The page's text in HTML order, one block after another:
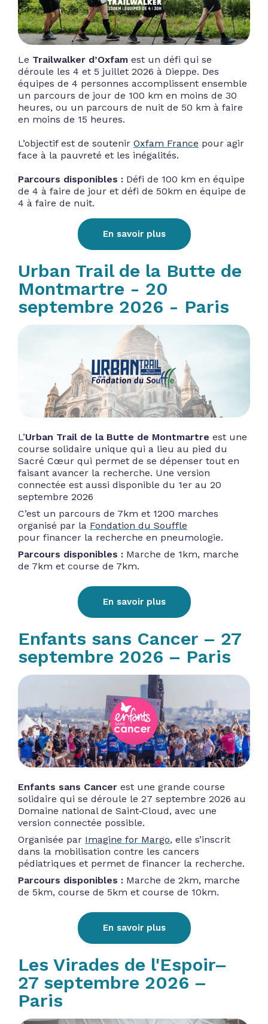
Le Trailwalker d’Oxfam est un défi qui se
déroule les 4 et 5 juillet 2026 à Dieppe. Des
équipes de 4 personnes accomplissent ensemble
un parcours de jour de 100 km en moins de 30
heures, ou un parcours de nuit de 50 km à faire
en moins de 15 heures.
L’objectif est de soutenir Oxfam France pour agir
face à la pauvreté et les inégalités.
Parcours disponibles : Défi de 100 km en équipe
de 4 à faire de jour et défi de 50km en équipe de
4 à faire de nuit.
En savoir plus
Urban Trail de la Butte de
Montmartre - 20
septembre 2026 - Paris
L’Urban Trail de la Butte de Montmartre est une
course solidaire unique qui a lieu au pied du
Sacré Cœur qui permet de se dépenser tout en
faisant avancer la recherche. Une version
connectée est aussi disponible du 1er au 20
septembre 2026
C’est un parcours de 7km et 1200 marches
organisé par la Fondation du Souffle
pour financer la recherche en pneumologie.
Parcours disponibles : Marche de 1km, marche
de 7km et course de 7km.
En savoir plus
Enfants sans Cancer – 27
septembre 2026 – Paris
Enfants sans Cancer est une grande course
solidaire qui se déroule le 27 septembre 2026 au
Domaine national de Saint‑Cloud, avec une
version connectée possible.
Organisée par Imagine for Margo, elle s’inscrit
dans la mobilisation contre les cancers
pédiatriques et permet de financer la recherche.
Parcours disponibles : Marche de 2km, marche
de 5km, course de 5km et course de 10km.
En savoir plus
Les Virades de l'Espoir–
27 septembre 2026 –
Paris